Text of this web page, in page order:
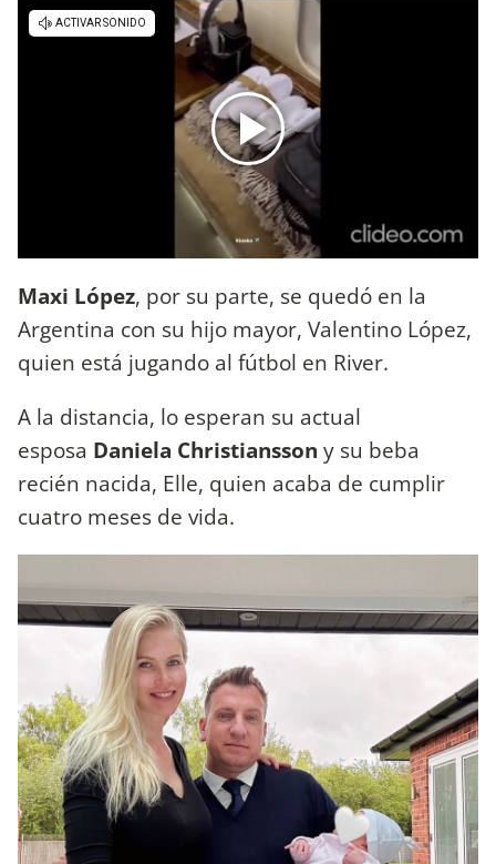
Maxi López, por su parte, se quedó en la
Argentina con su hijo mayor, Valentino López,
quien está jugando al fútbol en River.
A la distancia, lo esperan su actual
esposa Daniela Christiansson y su beba
recién nacida, Elle, quien acaba de cumplir
cuatro meses de vida.